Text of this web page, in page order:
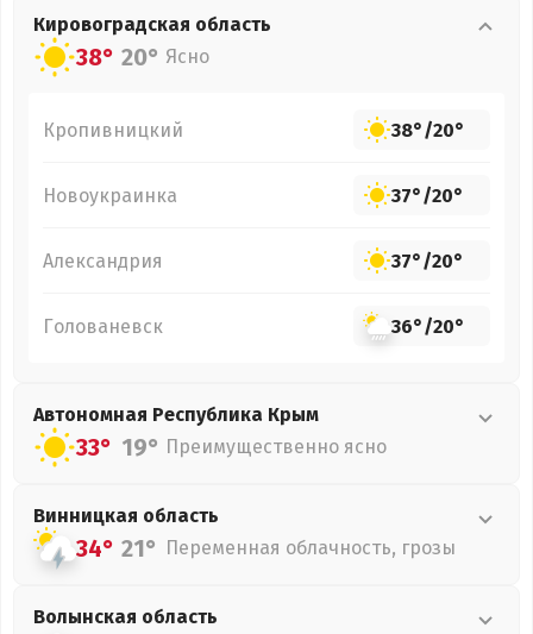
Кировоградская область
38° 20° Ясно
Кропивницкий 38°/20°
Новоукраинка 37°/20°
Александрия 37°/20°
Голованевск 36°/20°
Автономная Республика Крым
33° 19° Преимущественно ясно
Винницкая область
34° 21° Переменная облачность, грозы
Волынская область